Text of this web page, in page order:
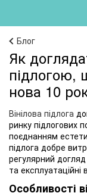
Блог
Як
підлогою,
нова 10
Вінілова підлога
ринку підлогових
поєднанням
підлога добре
регулярний
та експлуатаційні
Особливості